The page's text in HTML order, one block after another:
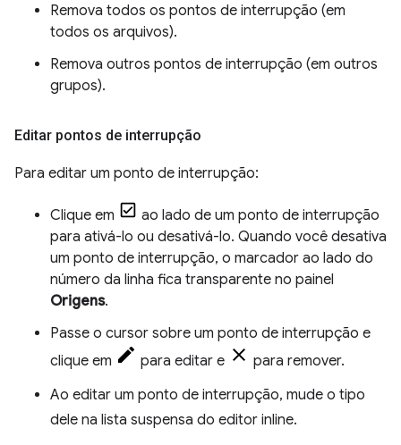
Remova todos os pontos de interrupção (em
todos os arquivos).
Remova outros pontos de interrupção (em outros
grupos).
Editar pontos de interrupção
Para editar um ponto de interrupção:
Clique em
ao lado de um ponto de interrupção
para ativá-lo ou desativá-lo. Quando você desativa
um ponto de interrupção, o marcador ao lado do
número da linha fica transparente no painel
Origens.
Passe o cursor sobre um ponto de interrupção e
clique em
para editar e
para remover.
Ao editar um ponto de interrupção, mude o tipo
dele na lista suspensa do editor inline.